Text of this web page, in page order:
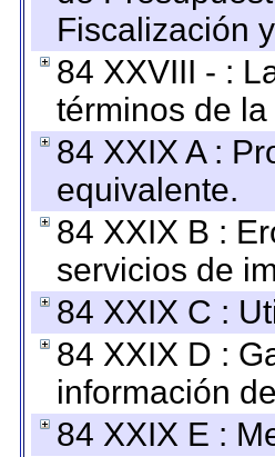
Fiscalización
84 XXVIII - :
términos de
84 XXIX A :
equivalente.
84 XXIX B :
servicios de
84 XXIX C :
84 XXIX D :
información
84 XXIX E :